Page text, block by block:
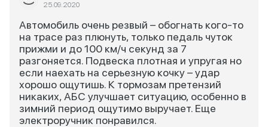
25.09.2020
Автомобиль очень резвый – обогнать кого-то
на трасе раз плюнуть, только педаль чуток
прижми и до 100 км/ч секунд за 7
разгоняется. Подвеска плотная и упругая но
если наехать на серьезную кочку – удар
хорошо ощутишь. К тормозам претензий
никаких, АБС улучшает ситуацию, особенно в
зимний период ощутимо выручает. Еще
электроручник понравился.